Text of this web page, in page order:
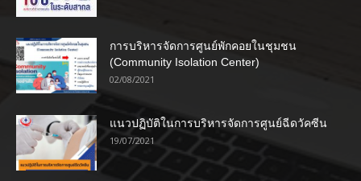
การบริหารจัดการศูนย์พักคอยในชุมชน
(Community Isolation Center)
02/08/2021
แนวปฏิบัติในการบริหารจัดการศูนย์ฉีดวัคซีน
19/07/2021